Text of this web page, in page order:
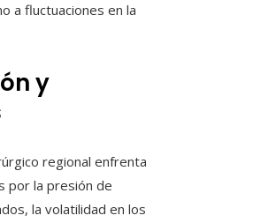
a fluctuaciones en la
y
regional enfrenta
por la presión de
la volatilidad en los